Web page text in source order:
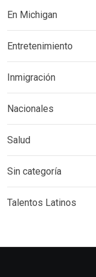
En Michigan
Entretenimiento
Inmigración
Nacionales
Salud
Sin categoría
Talentos Latinos